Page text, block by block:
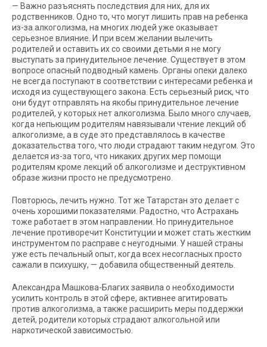
— Важно разъяснять последствия для них, для их
родственников. Одно то, что могут лишить прав на ребенка
из-за алкоголизма, на многих людей уже оказывает
серьезное влияние. И при всем желании вылечить
родителей и оставить их со своими детьми я не могу
выступать за принудительное лечение. Существует в этом
вопросе опасный подводный камень. Органы опеки далеко
не всегда поступают в соответствии с интересами ребенка и
исходя из существующего закона. Есть серьезный риск, что
они будут отправлять на якобы принудительное лечение
родителей, у которых нет алкоголизма. Было много случаев,
когда непьющим родителям навязывали чтение лекций об
алкоголизме, а в суде это представлялось в качестве
доказательства того, что люди страдают таким недугом. Это
делается из-за того, что никаких других мер помощи
родителям кроме лекций об алкоголизме и деструктивном
образе жизни просто не предусмотрено.
Повторюсь, лечить нужно. Тот же Татарстан это делает с
очень хорошими показателями. Радостно, что Астрахань
тоже работает в этом направлении. Но принудительное
лечение противоречит Конституции и может стать жестким
инструментом по расправе с неугодными. У нашей страны
уже есть печальный опыт, когда всех несогласных просто
сажали в психушку, — добавила общественный деятель.
Александра Машкова-Благих заявила о необходимости
усилить контроль в этой сфере, активнее агитировать
против алкоголизма, а также расширить меры поддержки
детей, родители которых страдают алкогольной или
наркотической зависимостью.